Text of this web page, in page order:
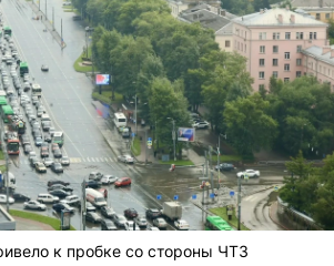
к пробке со стороны ЧТЗ